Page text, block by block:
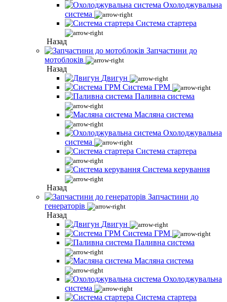
Охолоджувальна
система
Система стартера
Назад
Запчастини до
мотоблоків
Назад
Двигун
Система ГРМ
Паливна система
Масляна система
Охолоджувальна
система
Система стартера
Система керування
Назад
Запчастини до
генераторів
Назад
Двигун
Система ГРМ
Паливна система
Масляна система
Охолоджувальна
система
Система стартера